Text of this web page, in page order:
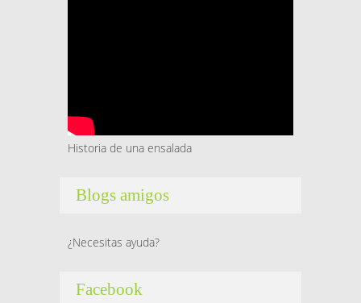
Historia de una ensalada
Blogs amigos
¿Necesitas ayuda?
Facebook